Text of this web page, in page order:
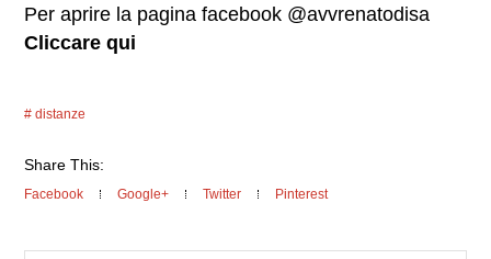
Per aprire la pagina facebook @avvrenatodisa
Cliccare qui
distanze
Share This:
Facebook Google+ Twitter Pinterest